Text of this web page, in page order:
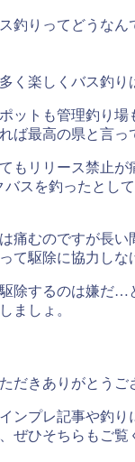
釣りってどうなん
く楽しくバス釣り
ットも管理釣り場
ば最高の県と言っ
もリリース禁止が
バスを釣ったとし
痛むのですが長い
て駆除に協力しな
除するのは嫌だ…
ましょ。
だきありがとうご
ンプレ記事や釣り
ぜひそちらもご覧